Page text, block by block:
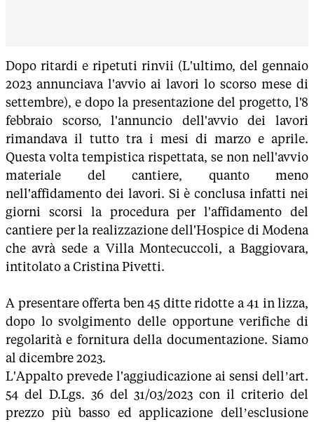
Dopo ritardi e ripetuti rinvii (L'ultimo, del gennaio
2023 annunciava l'avvio ai lavori lo scorso mese di
settembre), e dopo la presentazione del progetto, l'8
febbraio scorso, l'annuncio dell'avvio dei lavori
rimandava il tutto tra i mesi di marzo e aprile.
Questa volta tempistica rispettata, se non nell'avvio
materiale del cantiere, quanto meno
nell'affidamento dei lavori. Si è conclusa infatti nei
giorni scorsi la procedura per l'affidamento del
cantiere per la realizzazione dell'Hospice di Modena
che avrà sede a Villa Montecuccoli, a Baggiovara,
intitolato a Cristina Pivetti.
A presentare offerta ben 45 ditte ridotte a 41 in lizza,
dopo lo svolgimento delle opportune verifiche di
regolarità e fornitura della documentazione. Siamo
al dicembre 2023.
L'Appalto prevede l'aggiudicazione ai sensi dell’art.
54 del D.Lgs. 36 del 31/03/2023 con il criterio del
prezzo più basso ed applicazione dell’esclusione